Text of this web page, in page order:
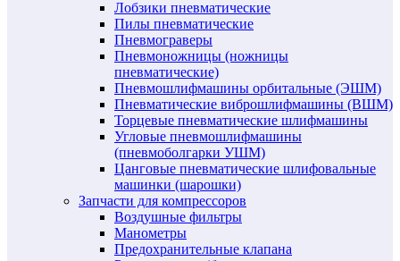
Лобзики пневматические
Пилы пневматические
Пневмограверы
Пневмоножницы (ножницы
пневматические)
Пневмошлифмашины орбитальные (ЭШМ)
Пневматические виброшлифмашины (ВШМ)
Торцевые пневматические шлифмашины
Угловые пневмошлифмашины
(пневмоболгарки УШМ)
Цанговые пневматические шлифовальные
машинки (шарошки)
Запчасти для компрессоров
Воздушные фильтры
Манометры
Предохранительные клапана